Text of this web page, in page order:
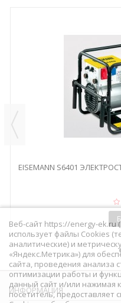
EISEMANN S6401
ИНФОРМАЦИЯ
Веб-сайт https://energy-ek.ru
использует файлы Cookies
аналитические) и
«Яндекс.Метрика») для
сайта, проведения анализа
оптимизации работы и
данный сайт и/или нажимая
посетитель, предоставляет